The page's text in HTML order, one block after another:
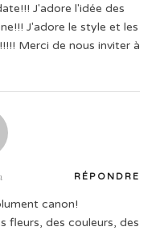
J'adore l'idée des
J'adore le style et les
Merci de nous inviter à
RÉPONDRE
canon!
fleurs, des couleurs, des